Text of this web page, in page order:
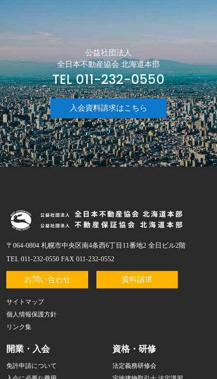
公益社団法人
全日本不動産協会 北海道本部
TEL 011-232-0550
入会資料請求はこちら
〒064-0804 札幌市中央区南4条西6丁目11番地2 全日ビル2階
TEL 011-232-0550 FAX 011-232-0552
お問い合わせ 資料請求
サイトマップ
個人情報保護方針
リンク集
開業・入会
免許申請について
資格・研修
法定義務研修会